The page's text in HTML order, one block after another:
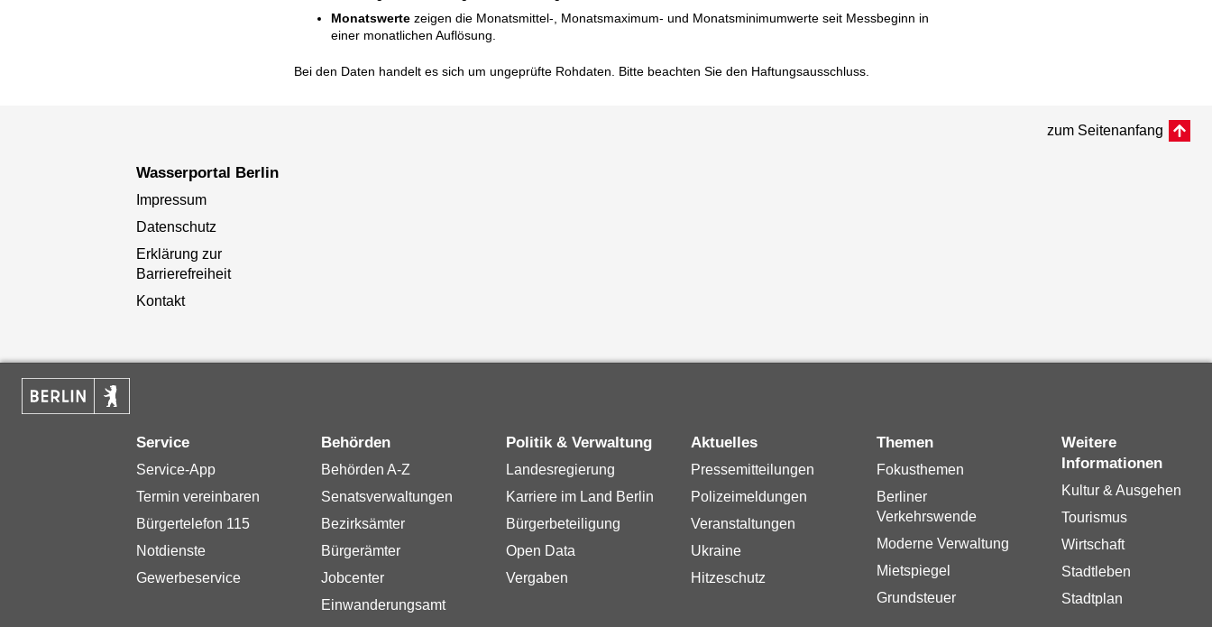
Monatswertezeigen die Monatsmittel-, Monatsmaximum- und Monatsminimumwerte seit Messbeginn in
einer monatlichen Auflösung.
Bei den Daten handelt es sich um ungeprüfte Rohdaten. Bitte beachten Sie den Haftungsausschluss.
zum Seitenanfang
Wasserportal Berlin
Impressum
Datenschutz
Erklärung zur
Barrierefreiheit
Kontakt
Service
Service-App
Termin vereinbaren
Bürgertelefon 115
Notdienste
Gewerbeservice
Behörden
Behörden A-Z
Senatsverwaltungen
Bezirksämter
Bürgerämter
Jobcenter
Einwanderungsamt
Politik & Verwaltung
Landesregierung
Karriere im Land Berlin
Bürgerbeteiligung
Open Data
Vergaben
Aktuelles
Pressemitteilungen
Polizeimeldungen
Veranstaltungen
Ukraine
Hitzeschutz
Themen
Fokusthemen
Berliner
Verkehrswende
Moderne Verwaltung
Mietspiegel
Grundsteuer
Weitere
Informationen
Kultur & Ausgehen
Tourismus
Wirtschaft
Stadtleben
Stadtplan